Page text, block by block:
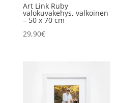
Art Link Ruby
valokuvakehys, valkoinen
– 50 x 70 cm
29,90€